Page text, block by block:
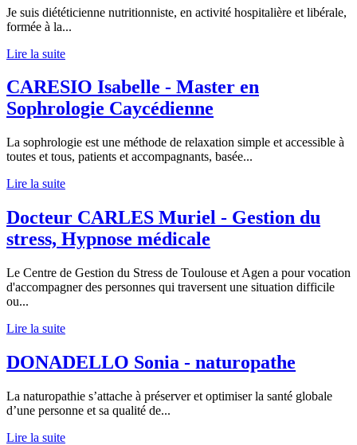
Je suis diététicienne nutritionniste, en activité hospitalière et libérale,
formée à la...
Lire la suite
CARESIO Isabelle - Master en
Sophrologie Caycédienne
La sophrologie est une méthode de relaxation simple et accessible à
toutes et tous, patients et accompagnants, basée...
Lire la suite
Docteur CARLES Muriel - Gestion du
stress, Hypnose médicale
Le Centre de Gestion du Stress de Toulouse et Agen a pour vocation
d'accompagner des personnes qui traversent une situation difficile
ou...
Lire la suite
DONADELLO Sonia - naturopathe
La naturopathie s’attache à préserver et optimiser la santé globale
d’une personne et sa qualité de...
Lire la suite